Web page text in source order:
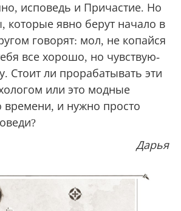
исповедь и Причастие. Но
которые явно берут начало в
говорят: мол, не копайся
все хорошо, но чувствую-
Стоит ли прорабатывать эти
или это модные
времени, и нужно просто
Дарья